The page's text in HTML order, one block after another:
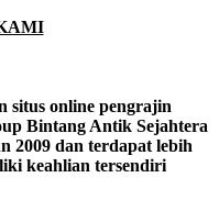
situs online pengrajin
Bintang Antik Sejahtera
2009 dan terdapat lebih
keahlian tersendiri